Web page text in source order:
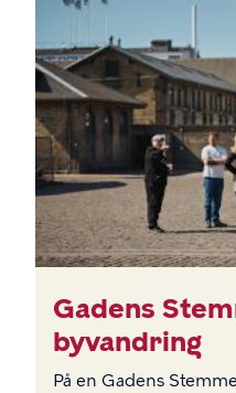
BILLEDE
Gadens
byvandring
På en Gadens